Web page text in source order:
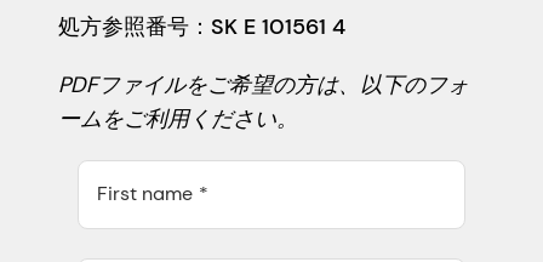
処方参照番号：SK E 101561 4
PDFファイルをご希望の方は、以下のフォ
ームをご利用ください。
First name